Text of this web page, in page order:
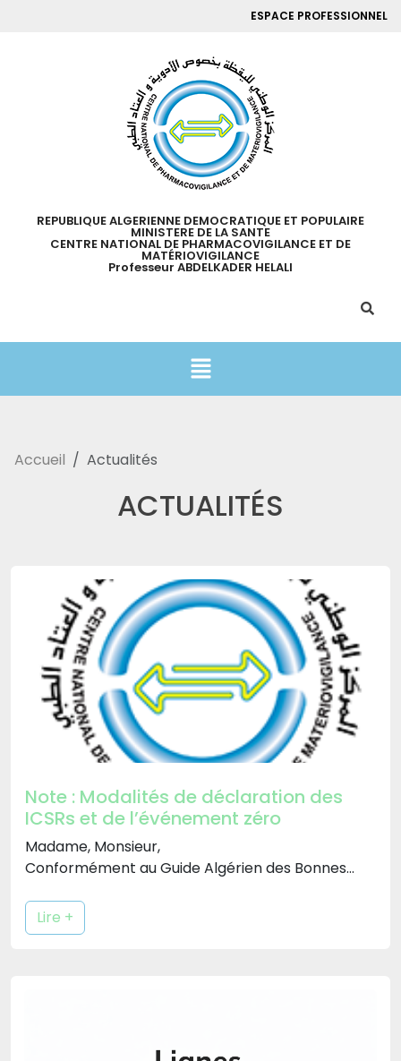
ESPACE PROFESSIONNEL
REPUBLIQUE ALGERIENNE DEMOCRATIQUE ET POPULAIRE
MINISTERE DE LA SANTE
CENTRE NATIONAL DE PHARMACOVIGILANCE ET DE
MATÉRIOVIGILANCE
Professeur ABDELKADER HELALI
Accueil Actualités
ACTUALITÉS
Note : Modalités de déclaration des
ICSRs et de l’événement zéro
Madame, Monsieur,
Conformément au Guide Algérien des Bonnes
Lire +